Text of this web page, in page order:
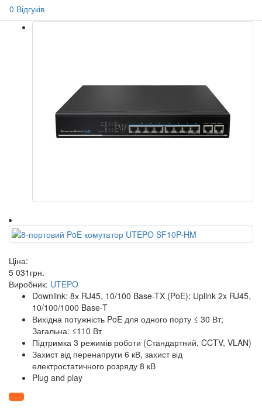
0 Відгуків
Ціна:
5 031 грн.
Виробник: UTEPO
Downlink: 8х RJ45, 10/100 Base-TX (PoE); Uplink 2x RJ45,
10/100/1000 Base-T
Вихідна потужність PoE для одного порту ≤ 30 Вт;
Загальна: ≤110 Вт
Підтримка 3 режимів роботи (Стандартний, CCTV, VLAN)
Захист від перенапруги 6 кВ, захист від
електростатичного розряду 8 кВ
Plug and play